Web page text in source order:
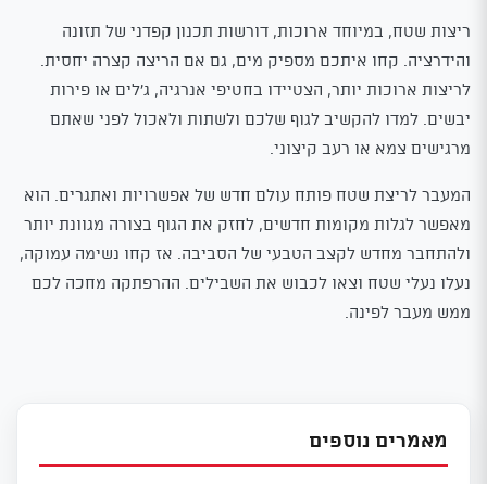
ריצות שטח, במיוחד ארוכות, דורשות תכנון קפדני של תזונה
והידרציה. קחו איתכם מספיק מים, גם אם הריצה קצרה יחסית.
לריצות ארוכות יותר, הצטיידו בחטיפי אנרגיה, ג'לים או פירות
יבשים. למדו להקשיב לגוף שלכם ולשתות ולאכול לפני שאתם
מרגישים צמא או רעב קיצוני.
המעבר לריצת שטח פותח עולם חדש של אפשרויות ואתגרים. הוא
מאפשר לגלות מקומות חדשים, לחזק את הגוף בצורה מגוונת יותר
ולהתחבר מחדש לקצב הטבעי של הסביבה. אז קחו נשימה עמוקה,
נעלו נעלי שטח וצאו לכבוש את השבילים. ההרפתקה מחכה לכם
ממש מעבר לפינה.
מאמרים נוספים